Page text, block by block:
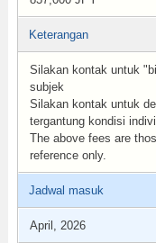
Keterangan
Silakan kontak untuk
subjek
Silakan kontak untuk
tergantung kondisi
The above fees are
reference only.
Jadwal masuk
April, 2026